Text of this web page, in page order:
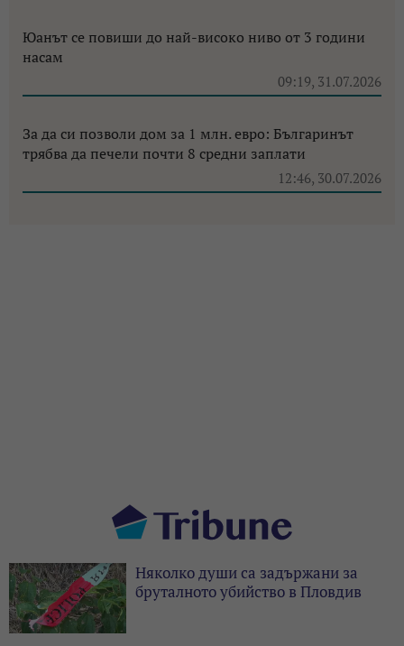
Юанът се повиши до най-високо ниво от 3 години
насам
09:19, 31.07.2026
За да си позволи дом за 1 млн. евро: Българинът
трябва да печели почти 8 средни заплати
12:46, 30.07.2026
Няколко души са задържани за
бруталното убийство в Пловдив